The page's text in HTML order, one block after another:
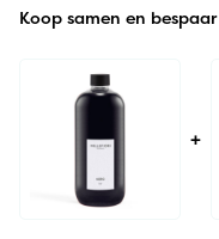
Koop samen en bespaar
+